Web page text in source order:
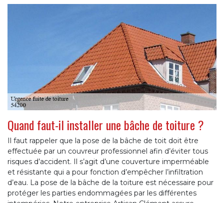
Quand faut-il installer une bâche de toiture ?
Il faut rappeler que la pose de la bâche de toit doit être
effectuée par un couvreur professionnel afin d’éviter tous
risques d’accident. Il s’agit d’une couverture imperméable
et résistante qui a pour fonction d’empêcher l’infiltration
d’eau. La pose de la bâche de la toiture est nécessaire pour
protéger les parties endommagées par les différentes